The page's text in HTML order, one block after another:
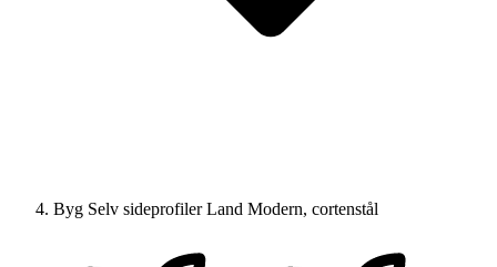
Byg Selv sideprofiler Land Modern, cortenstål